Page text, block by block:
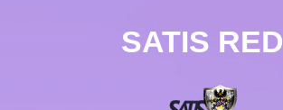
SATIS RED